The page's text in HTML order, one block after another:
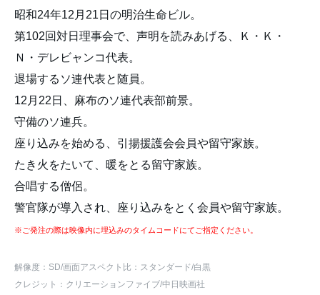
昭和24年12月21日の明治生命ビル。
第102回対日理事会で、声明を読みあげる、Ｋ・Ｋ・
Ｎ・デレビャンコ代表。
退場するソ連代表と随員。
12月22日、麻布のソ連代表部前景。
守備のソ連兵。
座り込みを始める、引揚援護会会員や留守家族。
たき火をたいて、暖をとる留守家族。
合唱する僧侶。
警官隊が導入され、座り込みをとく会員や留守家族。
※ご発注の際は映像内に埋込みのタイムコードにてご指定ください。
解像度：SD/画面アスペクト比：スタンダード/白黒
クレジット：クリエーションファイブ/中日映画社